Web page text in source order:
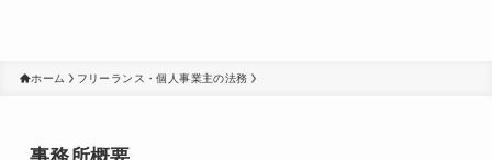
ホーム フリーランス・個人事業主の法務